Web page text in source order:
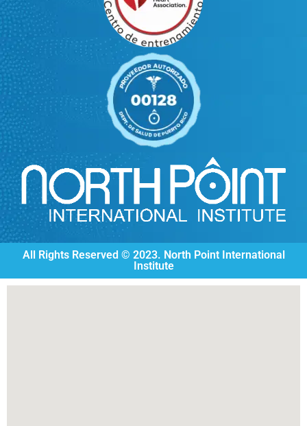
All Rights Reserved © 2023. North Point International
Institute